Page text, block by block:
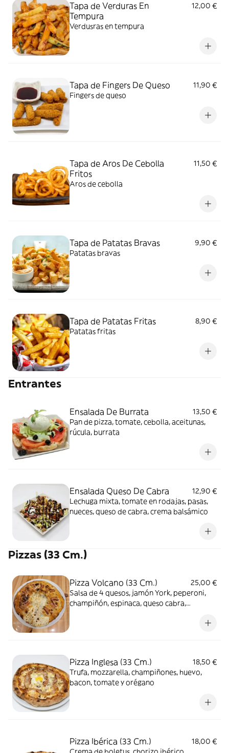
Tapa de Verduras En
Tempura
12,00 €
Verdusras en tempura
Tapa de Fingers De Queso
11,90 €
Fingers de queso
Tapa de Aros De Cebolla
Fritos
11,50 €
Aros de cebolla
Tapa de Patatas Bravas
9,90 €
Patatas bravas
Tapa de Patatas Fritas
8,90 €
Patatas fritas
Entrantes
Ensalada De Burrata
13,50 €
Pan de pizza, tomate, cebolla, aceitunas,
rúcula, burrata
Ensalada Queso De Cabra
12,90 €
Lechuga mixta, tomate en rodajas, pasas,
nueces, queso de cabra, crema balsámico
Pizzas (33 Cm.)
Pizza Volcano (33 Cm.)
25,00 €
Salsa de 4 quesos, jamón York, peperoni,
champiñón, espinaca, queso cabra,
Pizza Inglesa (33 Cm.)
18,50 €
Trufa, mozzarella, champiñones, huevo,
bacon, tomate y orégano
Pizza Ibérica (33 Cm.)
18,00 €